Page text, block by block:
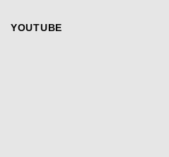
YOUTUBE